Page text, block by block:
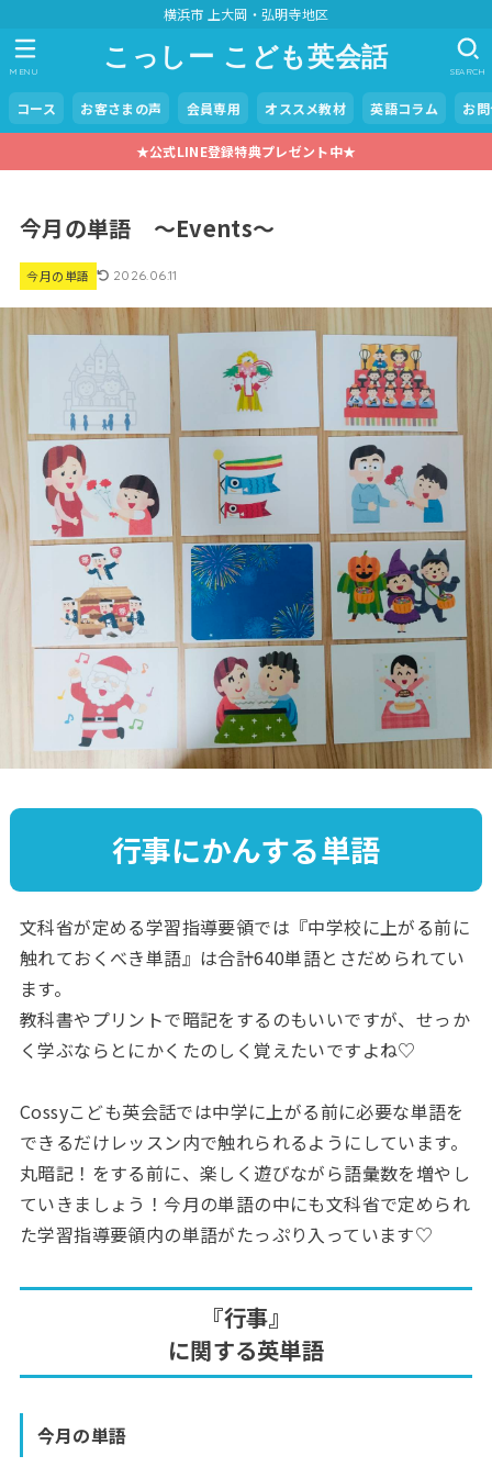
横浜市 上大岡・弘明寺地区
こっしー こども英会話
コース お客さまの声 会員専用 オススメ教材 英語コラム お
SEARCH
MENU
★公式LINE登録特典プレゼント中★
今月の単語 ～Events～
今月の単語 2026.06.11
行事にかんする単語
文科省が定める学習指導要領では『中学校に上がる前に
触れておくべき単語』は合計640単語とさだめられてい
ます。
教科書やプリントで暗記をするのもいいですが、せっか
く学ぶならとにかくたのしく覚えたいですよね♡
Cossyこども英会話では中学に上がる前に必要な単語を
できるだけレッスン内で触れられるようにしています。
丸暗記！をする前に、楽しく遊びながら語彙数を増やし
ていきましょう！今月の単語の中にも文科省で定められ
た学習指導要領内の単語がたっぷり入っています♡
『行事』
に関する英単語
今月の単語